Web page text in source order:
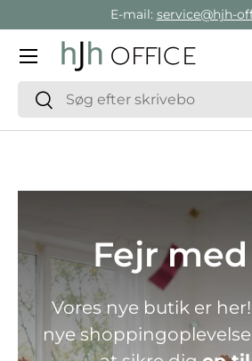
Gå direkte til indholdet
E-mail: service@hjh-
SøgSøg
Menu
Fejr
Vores nye butik er
nye